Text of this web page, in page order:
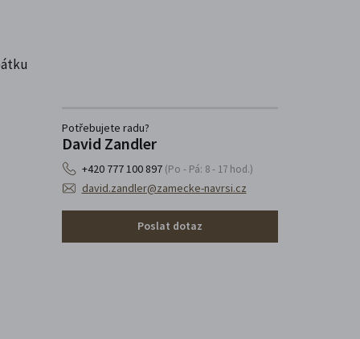
Potřebujete radu?
David Zandler
+420 777 100 897 (Po - Pá: 8 - 17 hod.)
david.zandler@zamecke-navrsi.cz
Poslat dotaz